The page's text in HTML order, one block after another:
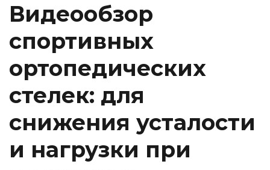
Видеообзор
спортивных
ортопедических
стелек: для
снижения усталости
и нагрузки при